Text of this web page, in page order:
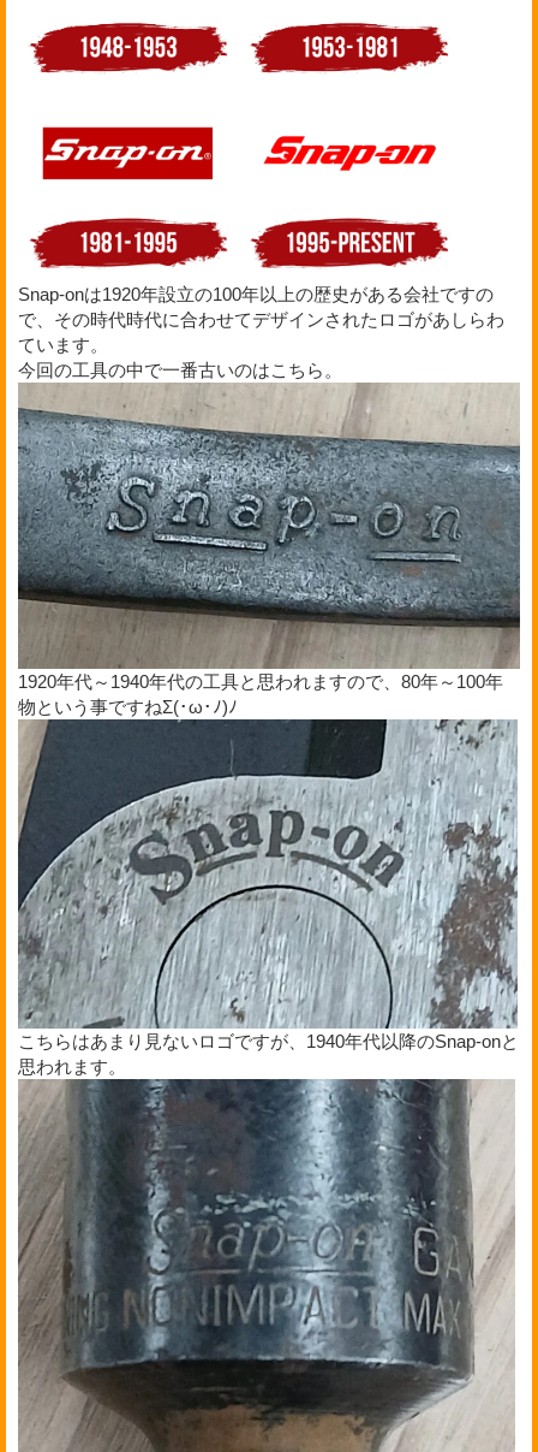
Snap-onは1920年設立の100年以上の歴史がある会社ですの
で、その時代時代に合わせてデザインされたロゴがあしらわ
ています。
今回の工具の中で一番古いのはこちら。
1920年代～1940年代の工具と思われますので、80年～100年
物という事ですねΣ(･ω･ﾉ)ﾉ
こちらはあまり見ないロゴですが、1940年代以降のSnap-onと
思われます。